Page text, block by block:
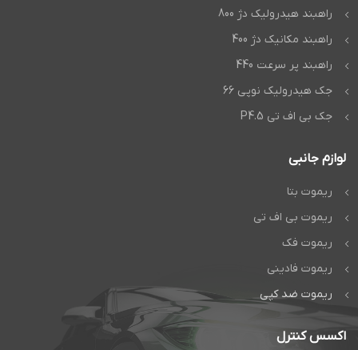
راهبند هیدرولیک دژ 800
راهبند مکانیک دژ 400
راهبند پر سرعت 440
جک هیدرولیک نوپی 66
جک بی اف تی P4.5
لوازم جانبی
ریموت بتا
ریموت بی اف تی
ریموت فک
ریموت فادینی
ریموت ضد کپی
اکسس کنترل